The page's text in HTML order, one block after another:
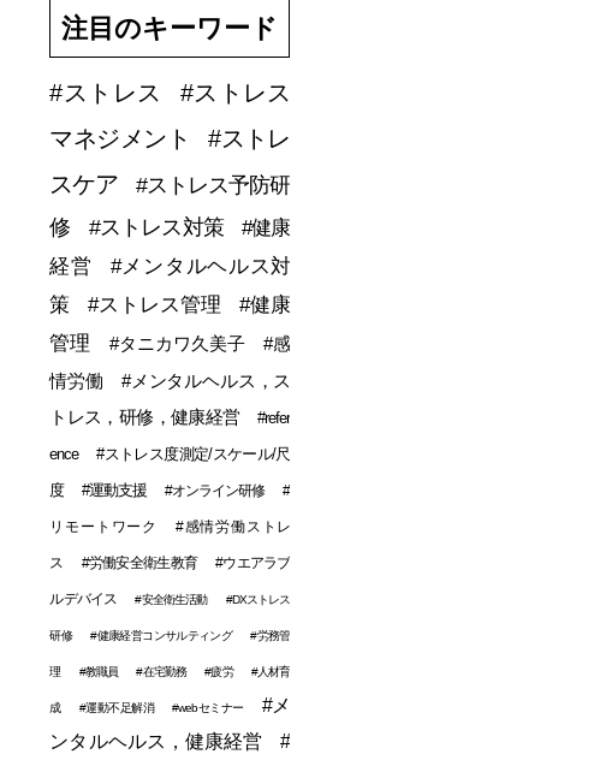
注目のキーワード
#ストレス
#ストレス
マネジメント
#ストレ
スケア
#ストレス予防研
修
#ストレス対策
#健康
経営
#メンタルヘルス対
策
#ストレス管理
#健康
管理
#タニカワ久美子
#感
情労働
#メンタルヘルス，ス
トレス，研修，健康経営
#refer
ence
#ストレス度測定/スケール/尺
度
#運動支援 #オンライン研修 #
リモートワーク #感情労働ストレ
ス #労働安全衛生教育 #ウエアラブ
ルデバイス #安全衛生活動 #DXストレス
研修 #健康経営コンサルティング #労務管
理 #教職員 #在宅勤務 #疲労 #人材育
成 #運動不足解消 #webセミナー
#メ
ンタルヘルス，健康経営
#